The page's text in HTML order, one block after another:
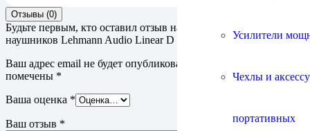
Усилители
Чехлы и
портативных
Отзывы (0)
Будьте первым, кто оставил отзыв на “Усилитель / ЦАП для
наушников Lehmann Audio Linear D Mk II”
Ваш адрес email не будет опубликован.
помечены *
Ваша оценка *
Ваш отзыв *